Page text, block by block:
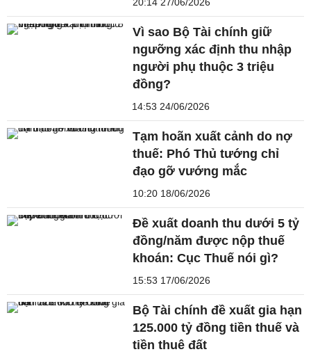
20:14 27/06/2026
Vì sao Bộ Tài chính giữ
ngưỡng xác định thu nhập
người phụ thuộc 3 triệu
đồng?
14:53 24/06/2026
Tạm hoãn xuất cảnh do nợ
thuế: Phó Thủ tướng chỉ
đạo gỡ vướng mắc
10:20 18/06/2026
Đề xuất doanh thu dưới 5 tỷ
đồng/năm được nộp thuế
khoán: Cục Thuế nói gì?
15:53 17/06/2026
Bộ Tài chính đề xuất gia hạn
125.000 tỷ đồng tiền thuế và
tiền thuê đất